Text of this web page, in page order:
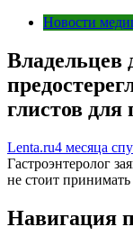
Новости
глистов
Lenta.ru4 месяца
Гастроэнтеролог
не стоит
Навигация